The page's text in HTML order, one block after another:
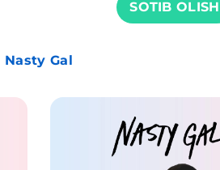
SOTIB OLISH
Nasty Gal